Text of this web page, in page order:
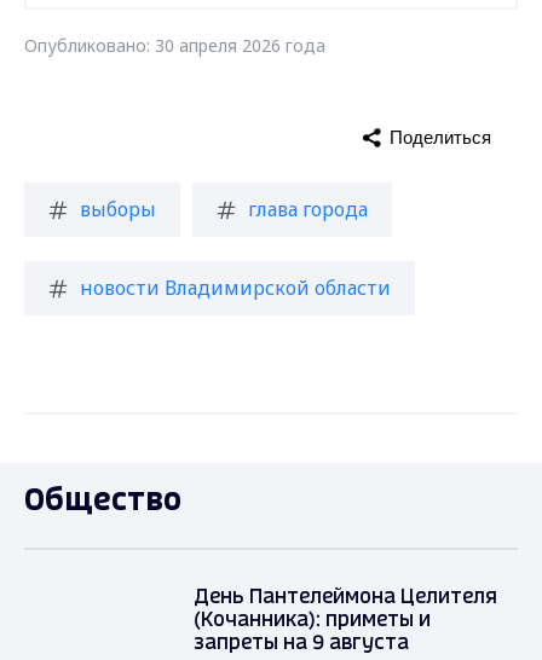
Опубликовано: 30 апреля 2026 года
выборы глава города
новости Владимирской области
Поделиться
Общество
День Пантелеймона Целителя
(Кочанника): приметы и
запреты на 9 августа